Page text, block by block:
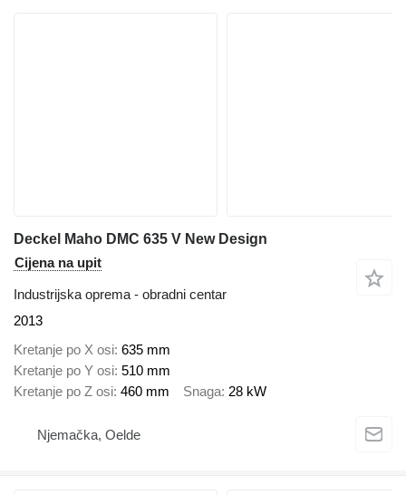
Deckel Maho DMC 635 V New Design
Cijena na upit
Industrijska oprema - obradni centar
2013
Kretanje po X osi 635 mm
Kretanje po Y osi 510 mm
Kretanje po Z osi 460 mm Snaga 28 kW
Njemačka, Oelde